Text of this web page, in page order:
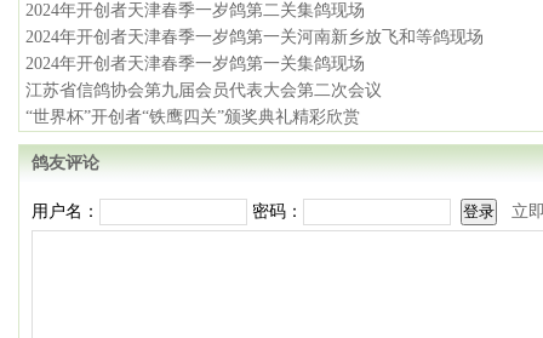
2024年开创者天津春季一岁鸽第二关集鸽现场
2024年开创者天津春季一岁鸽第一关河南新乡放飞和等鸽现场
2024年开创者天津春季一岁鸽第一关集鸽现场
江苏省信鸽协会第九届会员代表大会第二次会议
“世界杯”开创者“铁鹰四关”颁奖典礼精彩欣赏
鸽友评论
用户名： 密码： 立